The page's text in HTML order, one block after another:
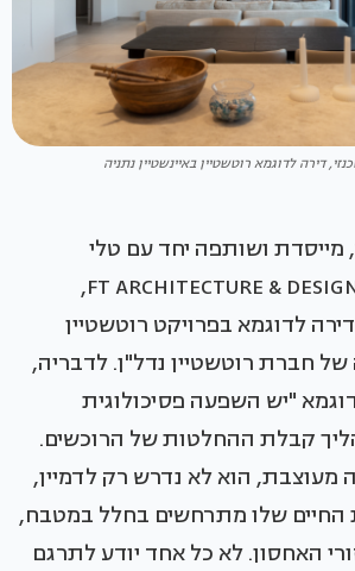
דירה לדוגמא רוטשטיין באיינשטיין נתניה
מייסדת ושותפה יחד עם טלי
אליאשוב במשרד FT ARCHITECTURE & DESIGN,
לדוגמא בפרויקט רוטשטיין
של חברת רוטשטיין נדל"ן. לדבריה,
"יש השפעה פסיכולוגית
קבלת ההחלטות של הרוכשים.
מעוצבת, הוא לא נדרש רק לדמיין,
החיים שלו מתרחשים בחלל במטבח,
האחסון. לא כל אחד יודע לתרגם